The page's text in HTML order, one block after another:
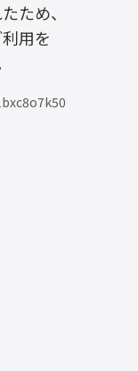
ため、
用を